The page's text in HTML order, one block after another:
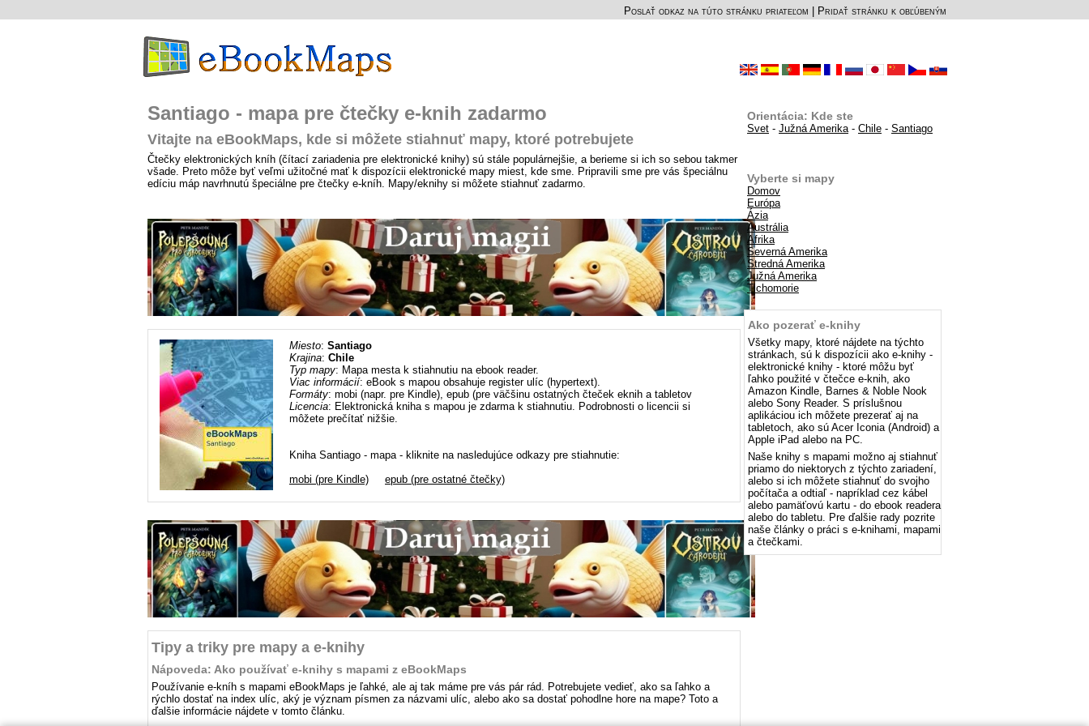
Poslať odkaz na túto stránku priateľom Pridať stránku k obľúbeným
Santiago - mapa pre čtečky e-knih zadarmo
Vitajte na eBookMaps, kde si môžete stiahnuť mapy, ktoré potrebujete
Čtečky elektronických kníh (čítací zariadenia pre elektronické knihy) sú stále populárnejšie, a berieme si ich so sebou takmer
všade. Preto môže byť veľmi užitočné mať k dispozícii elektronické mapy miest, kde sme. Pripravili sme pre vás špeciálnu
edíciu máp navrhnutú špeciálne pre čtečky e-kníh. Mapy/eknihy si môžete stiahnuť zadarmo.
Miesto: Santiago
Krajina: Chile
Typ mapy: Mapa mesta k stiahnutiu na ebook reader.
Viac informácií: eBook s mapou obsahuje register ulíc (hypertext).
Formáty: mobi (napr. pre Kindle), epub (pre väčšinu ostatných čteček eknih a tabletov
Licencia: Elektronická kniha s mapou je zdarma k stiahnutiu. Podrobnosti o licencii si
môžete prečítať nižšie.
Kniha Santiago - mapa - kliknite na nasledujúce odkazy pre stiahnutie:
mobi (pre Kindle)
epub (pre ostatné čtečky)
Tipy a triky pre mapy a e-knihy
Nápoveda: Ako používať e-knihy s mapami z eBookMaps
Používanie e-kníh s mapami eBookMaps je ľahké, ale aj tak máme pre vás pár rád. Potrebujete vedieť, ako sa ľahko a
rýchlo dostať na index ulíc, aký je význam písmen za názvami ulíc, alebo ako sa dostať pohodlne hore na mape? Toto a
ďalšie informácie nájdete v tomto článku.
Orientácia: Kde ste
Svet - Južná Amerika- Chile - Santiago
Vyberte si mapy
Domov
Európa
Ázia
Austrália
Afrika
Severná Amerika
Stredná Amerika
Južná Amerika
Tichomorie
Ako pozerať e-knihy
Všetky mapy, ktoré nájdete na týchto
stránkach, sú k dispozícii ako e-knihy -
elektronické knihy - ktoré môžu byť
ľahko použité v čtečce e-knih, ako
Amazon Kindle, Barnes & Noble Nook
alebo Sony Reader. S príslušnou
aplikáciou ich môžete prezerať aj na
tabletoch, ako sú Acer Iconia (Android) a
Apple iPad alebo na PC.
Naše knihy s mapami možno aj stiahnuť
priamo do niektorych z týchto zariadení,
alebo si ich môžete stiahnuť do svojho
počítača a odtiaľ - napríklad cez kábel
alebo pamäťovú kartu - do ebook readera
alebo do tabletu. Pre ďalšie rady pozrite
naše články o práci s e-knihami, mapami
a čtečkami.